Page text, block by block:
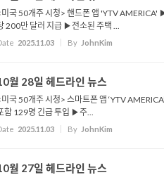
미국 50개주 시청> 핸드폰 앱 'YTV
200만 달러 지급 ▶전소된 주택 ...
2025.11.03 By JohnKim
월 28일 헤드라인 뉴스
미국 50개주 시청> 스마트폰 앱 ‘YTV
함 129명 긴급 투입 ▶주...
2025.11.03 By JohnKim
월 27일 헤드라인 뉴스